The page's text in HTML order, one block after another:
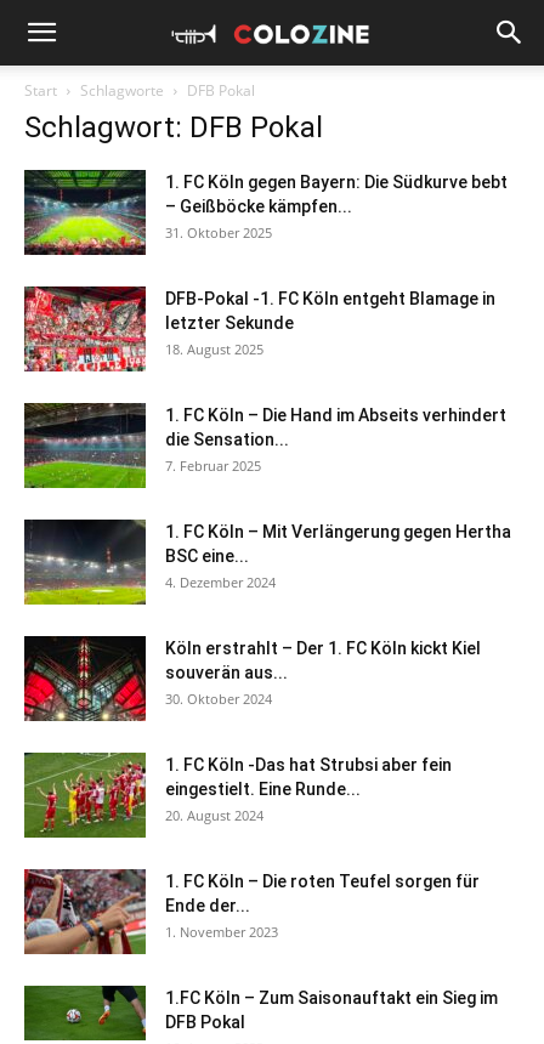
Start Schlagworte DFB Pokal
Schlagwort: DFB Pokal
1. FC Köln gegen Bayern: Die Südkurve bebt
– Geißböcke kämpfen...
31. Oktober 2025
DFB-Pokal -1. FC Köln entgeht Blamage in
letzter Sekunde
18. August 2025
1. FC Köln – Die Hand im Abseits verhindert
die Sensation...
7. Februar 2025
1. FC Köln – Mit Verlängerung gegen Hertha
BSC eine...
4. Dezember 2024
Köln erstrahlt – Der 1. FC Köln kickt Kiel
souverän aus...
30. Oktober 2024
1. FC Köln -Das hat Strubsi aber fein
eingestielt. Eine Runde...
20. August 2024
1. FC Köln – Die roten Teufel sorgen für
Ende der...
1. November 2023
1.FC Köln – Zum Saisonauftakt ein Sieg im
DFB Pokal